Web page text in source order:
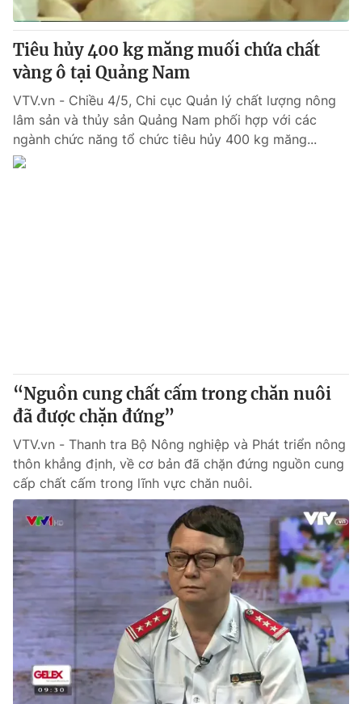
cấp ngày 29/12/2023
Tổng Biên tập:Vũ Thanh Thủy
Phó Tổng Biên tập:Nguyễn Thị Mỹ Hạnh, Phạm Quốc Thắng,
Nguyễn Trọng Ninh
Tổng đài VTV:024.38 355 931 - 024.38 355 932
Ðiện thoại Thời báo VTV:024.66 897 897
Email:toasoan@vtv.vn
Liên hệ quảng cáo:
® Cấm sao chép dưới mọi hình thức nếu không có sự chấp
thuận bằng văn bản. Ghi rõ nguồn VTV.vn khi phát hành lại
thông tin từ website này.
Tiêu hủy 400 kg măng muối chứa chất
vàng ô tại Quảng Nam
VTV.vn - Chiều 4/5, Chi cục Quản lý chất lượng nông
lâm sản và thủy sản Quảng Nam phối hợp với các
ngành chức năng tổ chức tiêu hủy 400 kg măng...
“Nguồn cung chất cấm trong chăn nuôi
đã được chặn đứng”
VTV.vn - Thanh tra Bộ Nông nghiệp và Phát triển nông
thôn khẳng định, về cơ bản đã chặn đứng nguồn cung
cấp chất cấm trong lĩnh vực chăn nuôi.